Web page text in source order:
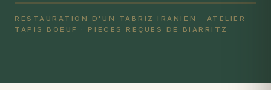
RESTAURATION D'UN TABRIZ IRANIEN · ATELIER
TAPIS BOEUF · PIÈCES REÇUES DE BIARRITZ